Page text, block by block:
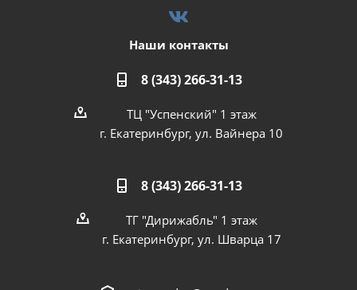
Наши контакты
8 (343) 266-31-13
ТЦ "Успенский" 1 этаж
г. Екатеринбург, ул. Вайнера 10
8 (343) 266-31-13
ТГ "Дирижабль" 1 этаж
г. Екатеринбург, ул. Шварца 17